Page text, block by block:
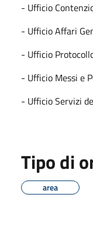
- Ufficio
- Ufficio Affari
- Ufficio
- Ufficio Messi e
- Ufficio Servizi
Tipo di
area